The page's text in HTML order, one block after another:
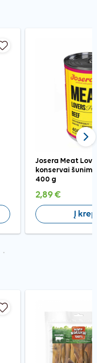
Josera Meat
konservai
400 g
2,89 €
Į